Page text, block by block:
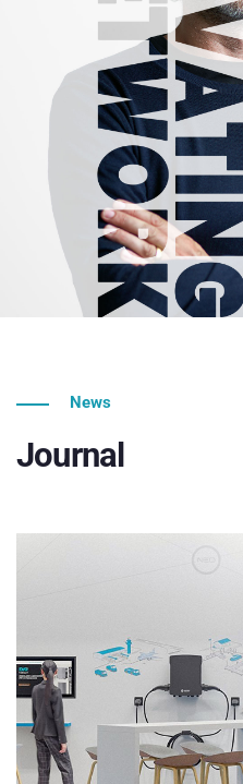
News
Journal